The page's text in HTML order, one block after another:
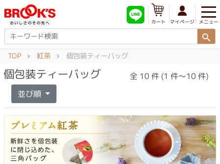
メニュー
マイページ
カート
TOP 紅茶 個包装ティーバッグ
個包装ティーバッグ 全 10 件 (1 件～10 件)
並び順